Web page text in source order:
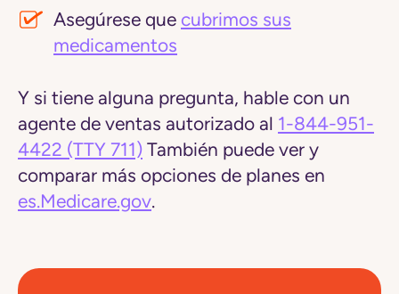
Asegúrese que cubrimos sus
medicamentos
Y si tiene alguna pregunta, hable con un
agente de ventas autorizado al 1-844-951-
4422 (TTY 711) También puede ver y
comparar más opciones de planes en
es.Medicare.gov.